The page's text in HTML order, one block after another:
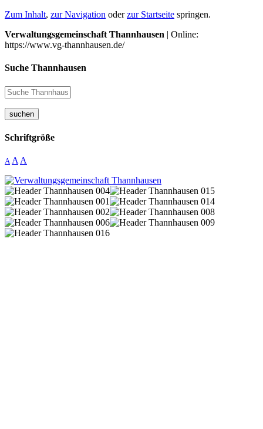
Zum Inhalt, zur Navigation oderzur Startseite springen.
Verwaltungsgemeinschaft Thannhausen | Online:
https://www.vg-thannhausen.de/
Suche Thannhausen
suchen
Schriftgröße
A A A